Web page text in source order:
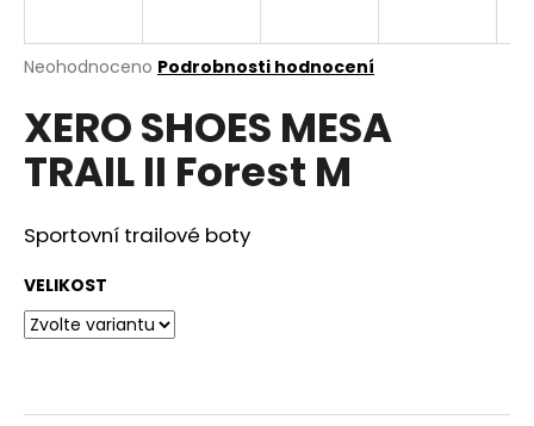
Průměrné
produktu
je
0,0
hvězdiček.
Neohodnoceno Podrobnosti hodnocení
XERO SHOES MESA
TRAIL II Forest M
Sportovní trailové boty
VELIKOST
j
t
?
o